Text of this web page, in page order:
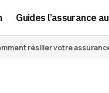
Guides l’assurance
résilier votre